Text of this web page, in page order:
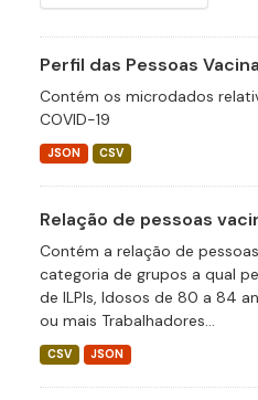
Perfil das Pessoas
Contém os microdados
COVID-19
JSON CSV
Relação de pessoas
Contém a relação de
categoria de grupos a qual
de ILPIs, Idosos de 80 a 84
ou mais Trabalhadores...
CSV JSON